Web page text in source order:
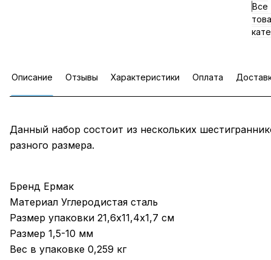
Все
Описание Отзывы Характеристики Оплата
Данный набор состоит из нескольких
разного размера.
Бренд Ермак
Материал Углеродистая сталь
Размер упаковки 21,6х11,4х1,7 см
Размер 1,5-10 мм
Вес в упаковке 0,259 кг